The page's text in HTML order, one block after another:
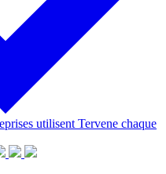
utilisent Tervene chaque